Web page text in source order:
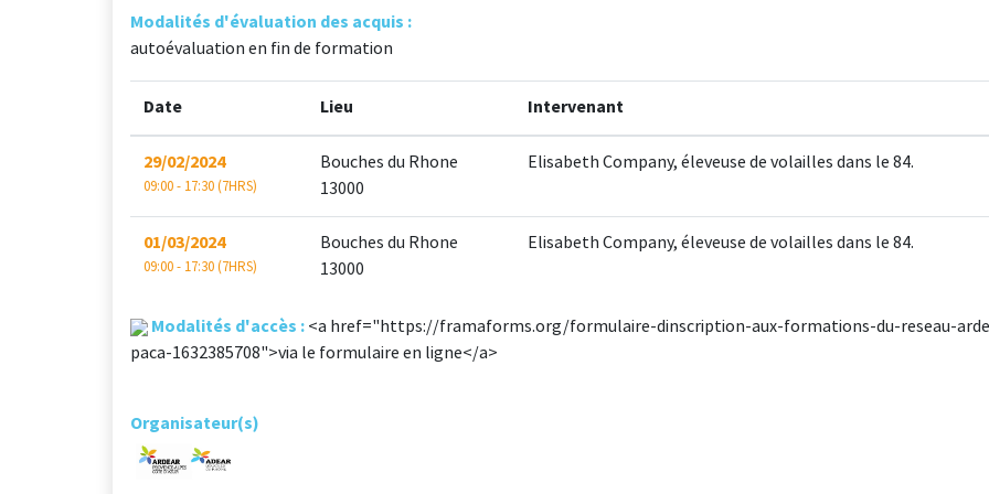
Modalités d'évaluation des acquis :
autoévaluation en fin de formation
Date Lieu Intervenant
29/02/2024
09:00 - 17:30 (7HRS)
Bouches du Rhone
13000
Elisabeth Company, éleveuse de volailles dans le 84.
01/03/2024
09:00 - 17:30 (7HRS)
Bouches du Rhone
13000
Elisabeth Company, éleveuse de volailles dans le 84.
Modalités d'accès : <a href="https://framaforms.org/formulaire-dinscription-aux-formations-du-reseau-
paca-1632385708">via le formulaire en ligne</a>
Organisateur(s)